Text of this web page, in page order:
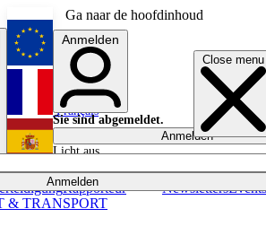
Ga naar de hoofdinhoud
Close menu
Anmelden
Rapporteur NewslettersEvents
English
Français
Anmelden
Sie sind abgemeldet.
Anmelden
Licht aus
& TRANSPORT